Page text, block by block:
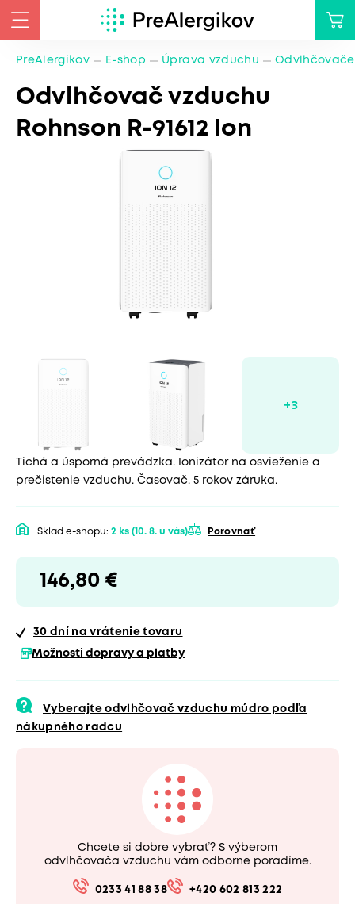
PreAlergikov E-shop Úprava vzduchu
Odvlhčovač vzduchu
Rohnson R-91612 Ion
Tichá a úsporná prevádzka. Ionizátor na osvieženie a
prečistenie vzduchu. Časovač. 5 rokov záruka.
Sklad e-shopu: 2 ks (10. 8. u vás) Porovnať
146,80 €
30 dní na vrátenie tovaru
Možnosti dopravy a platby
Vyberajte odvlhčovač vzduchu múdro podľa
nákupného radcu
Chcete si dobre vybrať? S výberom
odvlhčovača vzduchu vám odborne poradíme.
0233 41 88 38 +420 602 813 222